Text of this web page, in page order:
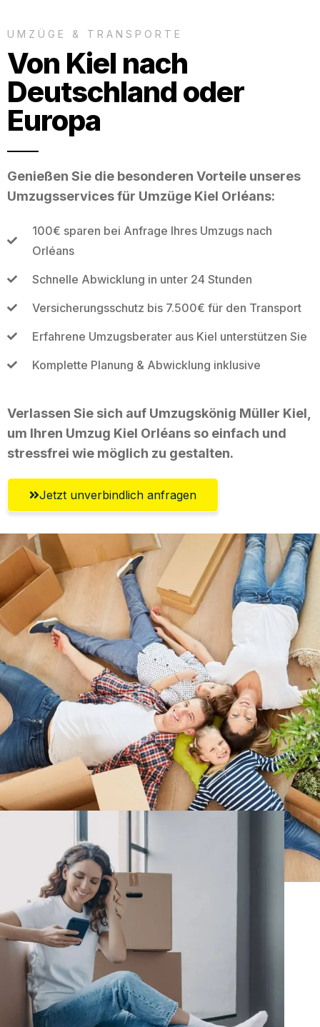
UMZÜGE & TRANSPORTE
Von Kiel nach
Deutschland oder
Europa
Genießen Sie die besonderen Vorteile unseres
Umzugsservices für Umzüge Kiel Orléans:
100€ sparen bei Anfrage Ihres Umzugs nach
Orléans
Schnelle Abwicklung in unter 24 Stunden
Versicherungsschutz bis 7.500€ für den Transport
Erfahrene Umzugsberater aus Kiel unterstützen Sie
Komplette Planung & Abwicklung inklusive
Verlassen Sie sich auf Umzugskönig Müller Kiel,
um Ihren Umzug Kiel Orléans so einfach und
stressfrei wie möglich zu gestalten.
Jetzt unverbindlich anfragen